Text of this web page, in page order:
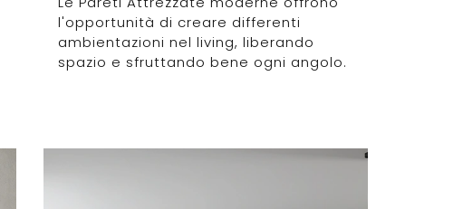
l'opportunità di creare differenti
ambientazioni nel living, liberando
spazio e sfruttando bene ogni angolo.